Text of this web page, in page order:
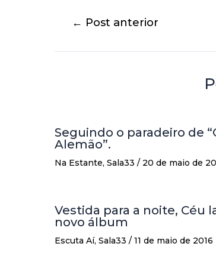
← Post anterior
Seguindo o paradeiro de
Alemão”.
Na Estante, Sala33 / 20 de maio de
Vestida para a noite, Céu
novo álbum
Escuta Aí, Sala33 / 11 de maio de 2016